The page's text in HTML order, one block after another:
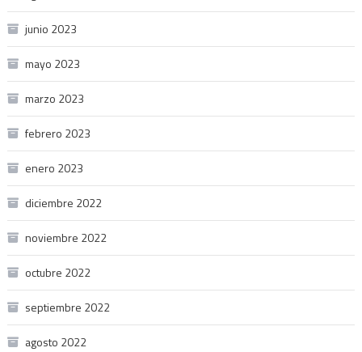
junio 2023
mayo 2023
marzo 2023
febrero 2023
enero 2023
diciembre 2022
noviembre 2022
octubre 2022
septiembre 2022
agosto 2022